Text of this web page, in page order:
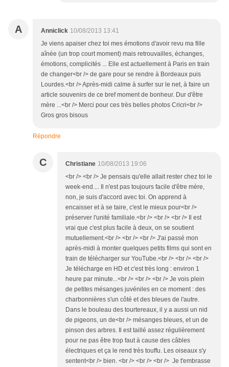
A Anniclick 10/08/2013 13:41
Je viens apaiser chez toi mes émotions d'avoir revu ma fille
aînée (un trop court moment) mais retrouvailles, échanges,
émotions, complicités ... Elle est actuellement à Paris en train
de changer<br /> de gare pour se rendre à Bordeaux puis
Lourdes.<br /> Après-midi calme à surfer sur le net, à faire un
article souvenirs de ce bref moment de bonheur. Dur d'être
mère ...<br /> Merci pour ces très belles photos Cricri<br />
Gros gros bisous
Répondre
C Christiane 10/08/2013 19:06
<br /> <br /> Je pensais qu'elle allait rester chez toi le
week-end.... Il n'est pas toujours facile d'être mère,
non, je suis d'accord avec toi. On apprend à
encaisser et à se taire, c'est le mieux pour<br />
préserver l'unité familiale.<br /> <br /> <br /> Il est
vrai que c'est plus facile à deux, on se soutient
mutuellement.<br /> <br /> <br /> J'ai passé mon
après-midi à monter quelques petits films qui sont en
train de télécharger sur YouTube.<br /> <br /> <br />
Je télécharge en HD et c'est très long : environ 1
heure par minute...<br /> <br /> <br /> Je vois plein
de petites mésanges juvéniles en ce moment : des
charbonnières s'un côté et des bleues de l'autre.
Dans le bouleau des tourtereaux, il y a aussi un nid
de pigeons, un de<br /> mésanges bleues, et un de
pinson des arbres. Il est taillé assez régulièrement
pour ne pas être trop faut à cause des câbles
électriques et ça le rend très touffu. Les oiseaux s'y
sentent<br /> bien. <br /> <br /> <br /> Je t'embrasse